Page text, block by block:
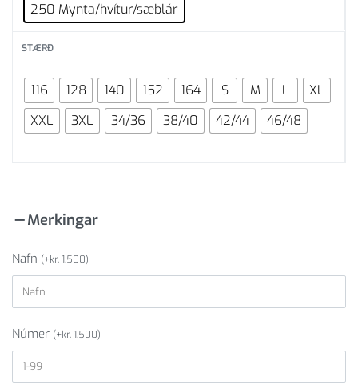
250 Mynta/hvítur/sæblár
STÆRÐ
116 128 140 152 164 S M L
XL
XXL
3XL 34/36 38/40 42/44 46/48
Merkingar
Nafn (+kr.1.500)
Númer (+kr.1.500)